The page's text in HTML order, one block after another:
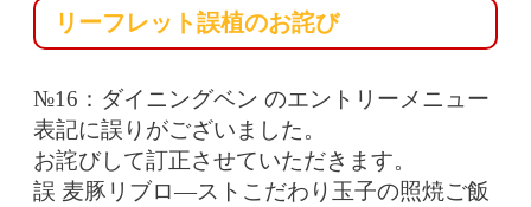
リーフレット誤植のお詫び
№16：ダイニングベン のエントリーメニュー
表記に誤りがございました。
お詫びして訂正させていただきます。
誤 麦豚リブロ―ストこだわり玉子の照焼ご飯